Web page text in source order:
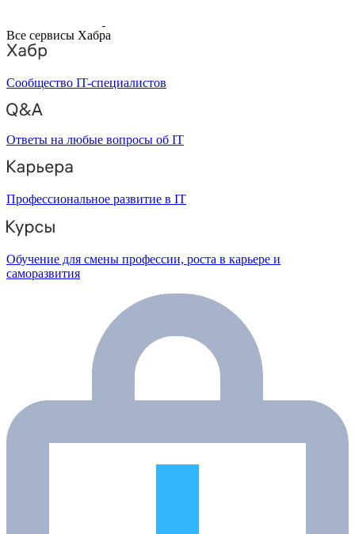
Все сервисы Хабра
Сообщество IT-специалистов
Ответы на любые вопросы об IT
Профессиональное развитие в IT
Обучение для смены профессии, роста в карьере и
саморазвития